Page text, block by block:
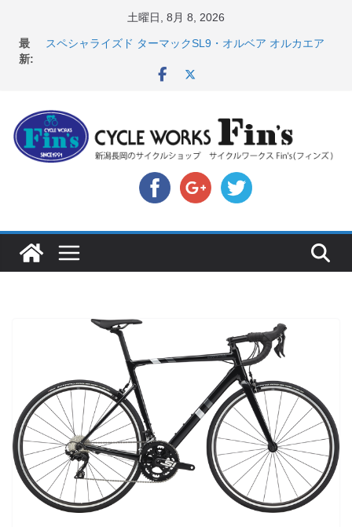
土曜日, 8月 8, 2026
最
新:
バイクなど（２０２６・７・１０ 現在）
ロ発表！ ＆ オンヨネ ウェア・アクセサリーセー
8月1・2日 YOELEO試乗会とオフ会開催！！ ＆
LAZER 最高峰ヘルメットが３０〜４０％OFF セール
店頭のセールバイク在庫 ロードバイク、MTB、クロス
バイクなど（２０２６・７・１７ 現在）
【 重要 】お支払いについて ＆ クロスバイクのカスタ
ムと、入荷してきました人気商品ピックアップ！